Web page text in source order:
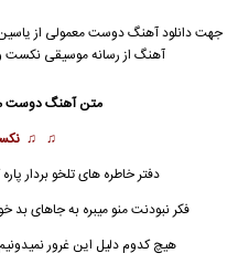
آهنگ از رسانه موسیقی نکست
متن آهنگ دوست
♫ ♫
دفتر خاطره های تلخو بردار
فکر نبودنت منو میبره به جاهای
هیچ کدوم دلیل این غرور